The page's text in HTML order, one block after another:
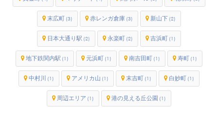
末広町 (3) 赤レンガ倉庫 (3) 新山下 (2)
日本大通り駅 (2) 永楽町 (2) 吉浜町 (1)
地下鉄関内駅 (1) 元浜町 (1) 南吉田町 (1) 寿町 (1)
中村川 (1) アメリカ山 (1) 末吉町 (1) 白妙町 (1)
周辺エリア (1) 港の見える丘公園 (1)